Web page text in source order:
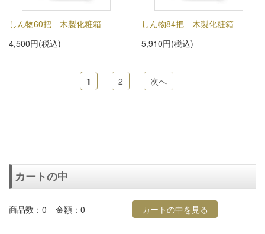
しん物60把 木製化粧箱
4,500円(税込)
しん物84把 木製化粧箱
5,910円(税込)
1 2 次へ
カートの中
商品数：0 金額：0 カートの中を見る